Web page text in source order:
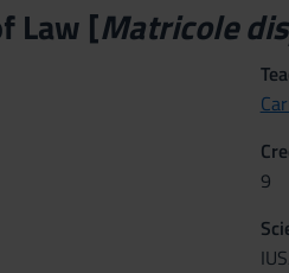
Law [Matricole
9